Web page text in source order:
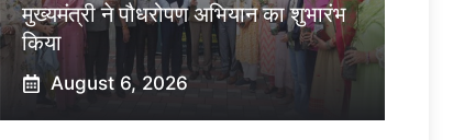
मुख्यमंत्री ने पौधरोपण अभियान का शुभारंभ
किया
August 6, 2026